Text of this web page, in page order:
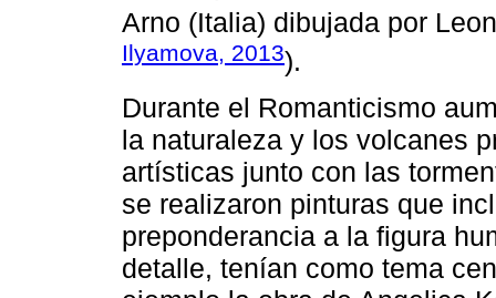
Arno (Italia) dibujada por
Ilyamova, 2013).
Durante el Romanticismo
la naturaleza y los volcanes
artísticas junto con las
se realizaron pinturas que
preponderancia a la figura
detalle, tenían como tema